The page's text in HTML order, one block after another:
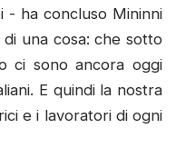
- ha concluso Mininni
una cosa: che sotto
ci sono ancora oggi
E quindi la nostra
e i lavoratori di ogni